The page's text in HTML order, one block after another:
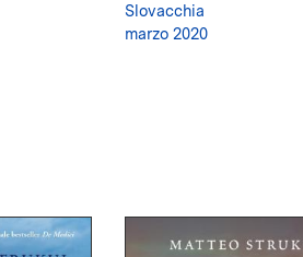
Slovacchia
marzo 2020